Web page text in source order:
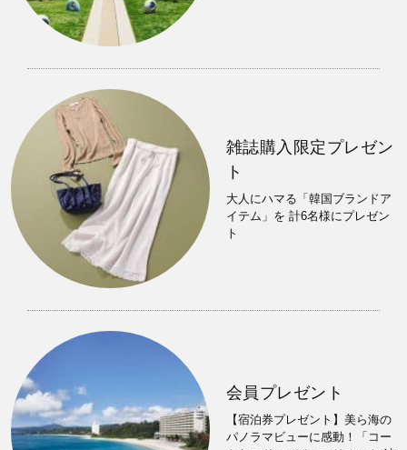
雑誌購入限定プレゼン
ト
大人にハマる「韓国ブランドア
イテム」を 計6名様にプレゼン
ト
会員プレゼント
【宿泊券プレゼント】美ら海の
パノラマビューに感動！「コー